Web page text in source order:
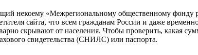
некоему «Межрегиональному общественному
сайта, что всем гражданам России и даже
скрывают от населения. Чтобы проверить, какая
свидетельства (СНИЛС) или паспорта.